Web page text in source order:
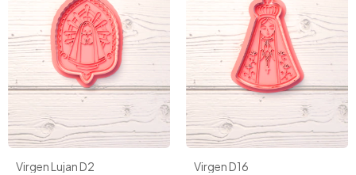
Virgen Lujan D2 Virgen D16